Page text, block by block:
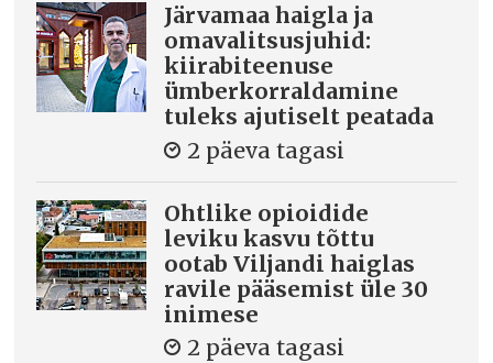
Järvamaa haigla ja
omavalitsusjuhid:
kiirabiteenuse
ümberkorraldamine
tuleks ajutiselt peatada
2 päeva tagasi
Ohtlike opioidide
leviku kasvu tõttu
ootab Viljandi haiglas
ravile pääsemist üle 30
inimese
2 päeva tagasi